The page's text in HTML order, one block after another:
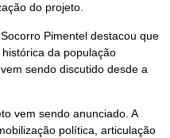
do projeto.
Pimentel destacou que
da população
sendo discutido desde a
vem sendo anunciado. A
política, articulação